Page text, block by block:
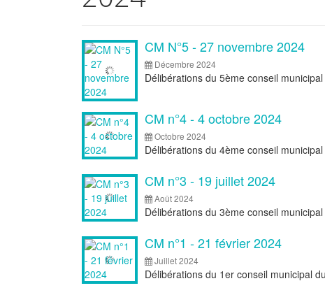
Articles CM N°5 - 27 novembre 2024
Décembre 2024
Délibérations du 5ème conseil
CM n°4 - 4 octobre 2024
Octobre 2024
Délibérations du 4ème conseil
CM n°3 - 19 juillet 2024
Août 2024
Délibérations du 3ème conseil
CM n°1 - 21 février 2024
Juillet 2024
Délibérations du 1er conseil municipal